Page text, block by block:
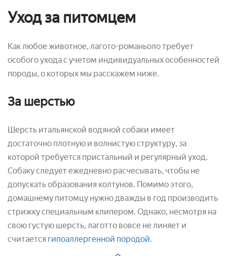
Уход за питомцем
Как любое животное, лагото-романьоло требует
особого ухода с учетом индивидуальных особенностей
породы, о которых мы расскажем ниже.
За шерстью
Шерсть итальянской водяной собаки имеет
достаточно плотную и волнистую структуру, за
которой требуется пристальный и регулярный уход.
Собаку следует ежедневно расчесывать, чтобы не
допускать образования колтунов. Помимо этого,
домашнему питомцу нужно дважды в год производить
стрижку специальным клипером. Однако, несмотря на
свою густую шерсть, лаготто вовсе не линяет и
считается гипоаллергенной породой.